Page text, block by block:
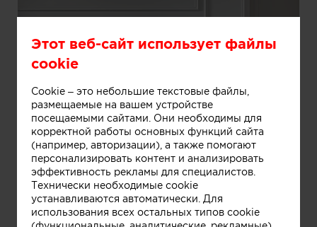
Информация
Этот веб-сайт использует файлы
cookie
Cookie – это небольшие текстовые файлы,
размещаемые на вашем устройстве
посещаемыми сайтами. Они необходимы для
корректной работы основных функций сайта
(например, авторизации), а также помогают
персонализировать контент и анализировать
эффективность рекламы для специалистов.
Технически необходимые cookie
устанавливаются автоматически. Для
использования всех остальных типов cookie